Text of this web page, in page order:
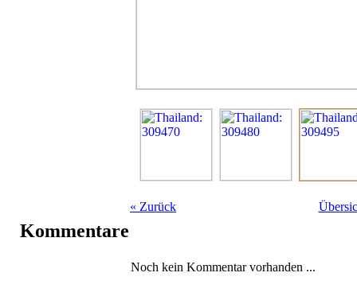
« Zurück
Kommentare
Noch kein Kommentar vorhanden ...